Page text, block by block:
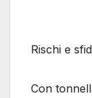
Rischi e
Con